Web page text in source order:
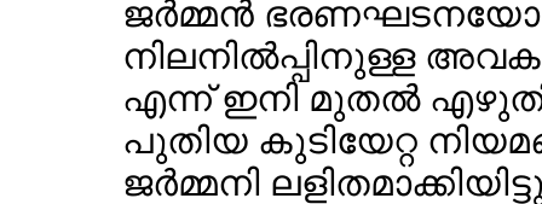
ജര്‍മ്മന്‍
നിലനില്‍പ്പിനുള്ള
എന്ന് ഇനി മുതല്‍ എഴുതി
പുതിയ കുടിയേറ്റ
ജര്‍മ്മനി